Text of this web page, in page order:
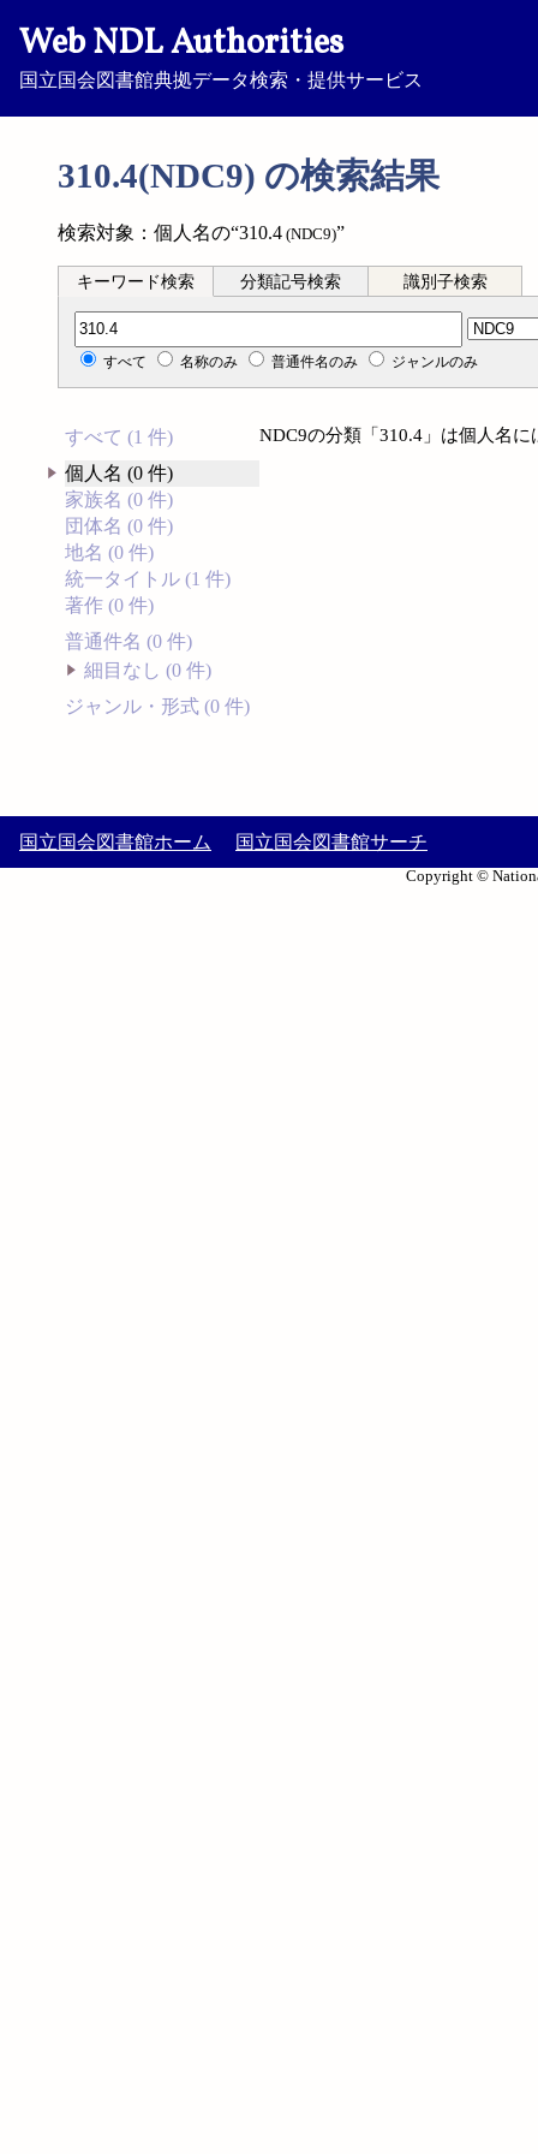
Web NDL Authorities
国立国会図書館典拠データ検索・提供サービス
310.4(NDC9) の検索結果
検索対象：個人名の“310.4 (NDC9)”
キーワード検索 分類記号検索 識別子検索
分類記号検索
すべて 名称のみ 普通件名のみ ジャンルのみ
すべて (1 件)
個人名 (0 件)
家族名 (0 件)
団体名 (0 件)
地名 (0 件)
統一タイトル (1 件)
著作 (0 件)
普通件名 (0 件)
細目なし (0 件)
ジャンル・形式 (0 件)
NDC9の分類「310.4」は個人名
国立国会図書館ホーム 国立国会図書館サーチ
Copyright ©